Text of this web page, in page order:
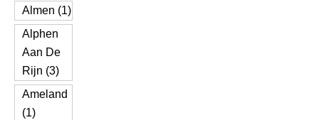
Almen (1)
Alphen
Aan De
Rijn (3)
Ameland
(1)